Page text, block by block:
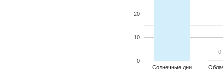
Солнечные дни
0
10
20
0
0